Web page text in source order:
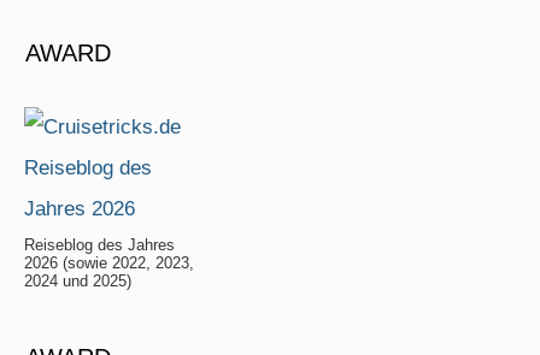
AWARD
Reiseblog des Jahres
2026 (sowie 2022, 2023,
2024 und 2025)